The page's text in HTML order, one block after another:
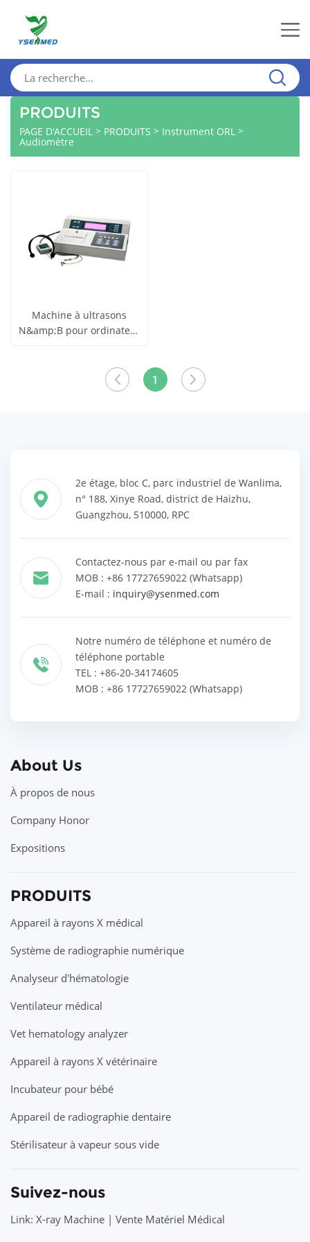
PRODUITS
PAGE D'ACCUEIL > PRODUITS > Instrument ORL >
Audiomètre
prix
Machine à ultrasons
N&amp;B pour ordinateur
1
2e étage, bloc C, parc industriel de Wanlima,
n° 188, Xinye Road, district de Haizhu,
Guangzhou, 510000, RPC
Contactez-nous par e-mail ou par fax
MOB : +86 17727659022 (Whatsapp)
E-mail : inquiry@ysenmed.com
Notre numéro de téléphone et numéro de
téléphone portable
TEL : +86-20-34174605
MOB : +86 17727659022 (Whatsapp)
About Us
À propos de nous
Company Honor
Expositions
PRODUITS
Appareil à rayons X médical
Système de radiographie numérique
Analyseur d'hématologie
Ventilateur médical
Vet hematology analyzer
Appareil à rayons X vétérinaire
Incubateur pour bébé
Appareil de radiographie dentaire
Stérilisateur à vapeur sous vide
Suivez-nous
Link: X-ray Machine | Vente Matériel Médical